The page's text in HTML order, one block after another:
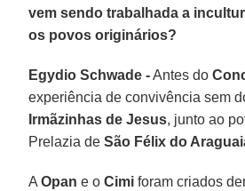
vem sendo trabalhada a
os povos originários?
Egydio Schwade -Antes do
experiência de convivência sem
Irmãzinhas de Jesus, junto ao
Prelazia deSão Félix do
AOpan e oCimi foram criados